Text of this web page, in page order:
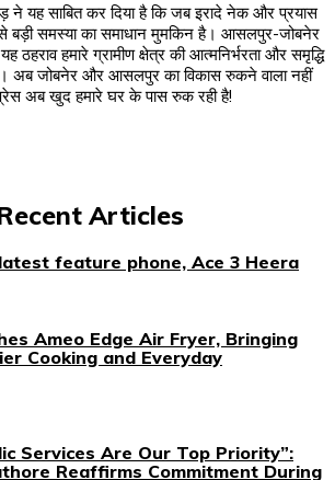
ने यह साबित कर दिया है कि जब इरादे नेक और प्रयास
से बड़ी समस्या का समाधान मुमकिन है। आसलपुर-जोबनेर
हमारे ग्रामीण क्षेत्र की आत्मनिर्भरता और समृद्धि
अब जोबनेर और आसलपुर का विकास रुकने वाला नहीं
अब खुद हमारे घर के पास रुक रही है!
Articles
feature phone, Ace 3 Heera
Ameo Edge Air Fryer, Bringing
Cooking and Everyday
Services Are Our Top Priority”:
Reaffirms Commitment During